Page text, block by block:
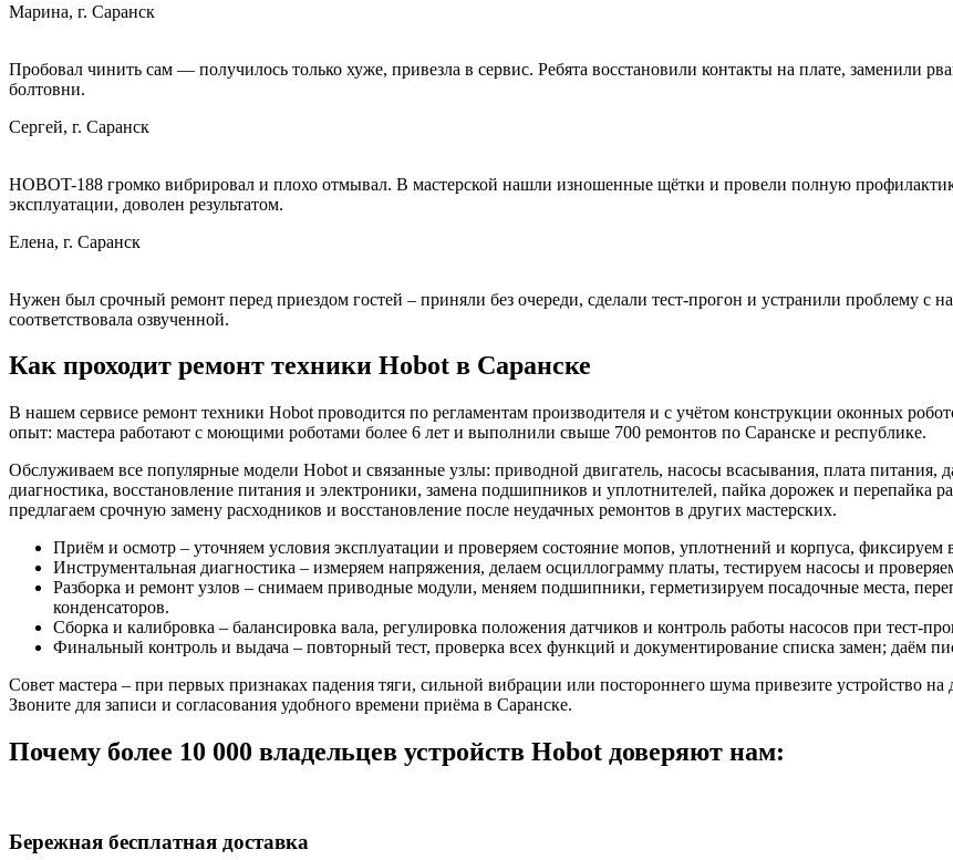
Марина, г. Саранск
Пробовал чинить сам — получилось только хуже, привезла в сервис. Ребята восстановили контакты на плате, заменили
болтовни.
Сергей, г. Саранск
HOBOT-188 громко вибрировал и плохо отмывал. В мастерской нашли изношенные щётки и провели полную
эксплуатации, доволен результатом.
Елена, г. Саранск
Нужен был срочный ремонт перед приездом гостей – приняли без очереди, сделали тест‑прогон и устранили проблему с
соответствовала озвученной.
Как проходит ремонт техники Hobot в Саранске
В нашем сервисе ремонт техники Hobot проводится по регламентам производителя и с учётом конструкции оконных
опыт: мастера работают с моющими роботами более 6 лет и выполнили свыше 700 ремонтов по Саранске и республике.
Обслуживаем все популярные модели Hobot и связанные узлы: приводной двигатель, насосы всасывания, плата
диагностика, восстановление питания и электроники, замена подшипников и уплотнителей, пайка дорожек и перепайка
предлагаем срочную замену расходников и восстановление после неудачных ремонтов в других мастерских.
Приём и осмотр – уточняем условия эксплуатации и проверяем состояние мопов, уплотнений и корпуса,
Инструментальная диагностика – измеряем напряжения, делаем осциллограмму платы, тестируем насосы и
Разборка и ремонт узлов – снимаем приводные модули, меняем подшипники, герметизируем посадочные места,
конденсаторов.
Сборка и калибровка – балансировка вала, регулировка положения датчиков и контроль работы насосов при тест-
Финальный контроль и выдача – повторный тест, проверка всех функций и документирование списка замен; даём
Совет мастера – при первых признаках падения тяги, сильной вибрации или постороннего шума привезите устройство
Звоните для записи и согласования удобного времени приёма в Саранске.
Почему более 10 000 владельцев устройств Hobot доверяют нам:
Бережная бесплатная доставка